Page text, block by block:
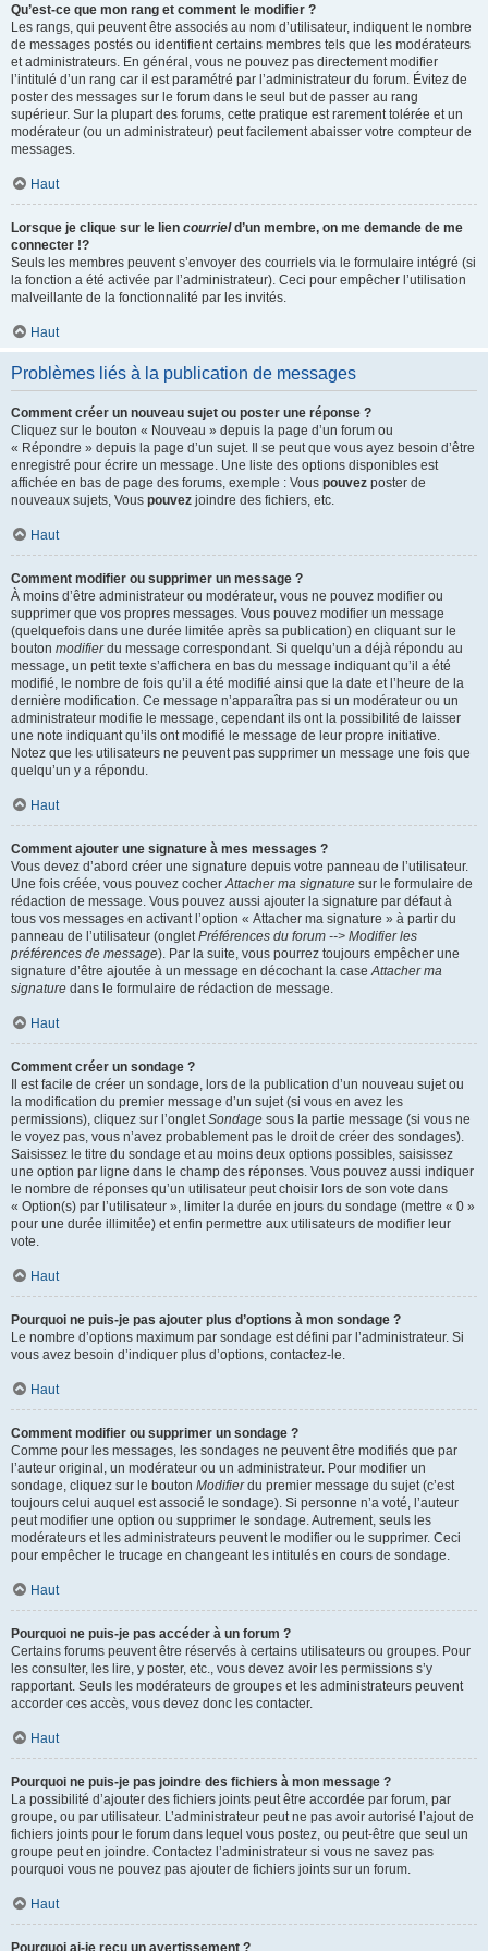
Qu’est-ce que mon rang et comment le modifier ?
Les rangs, qui peuvent être associés au nom d’utilisateur, indiquent le nombre
de messages postés ou identifient certains membres tels que les modérateurs
et administrateurs. En général, vous ne pouvez pas directement modifier
l’intitulé d’un rang car il est paramétré par l’administrateur du forum. Évitez de
poster des messages sur le forum dans le seul but de passer au rang
supérieur. Sur la plupart des forums, cette pratique est rarement tolérée et un
modérateur (ou un administrateur) peut facilement abaisser votre compteur de
messages.
Haut
Lorsque je clique sur le lien courrield’un membre, on me demande de me
connecter !?
Seuls les membres peuvent s’envoyer des courriels via le formulaire intégré (si
la fonction a été activée par l’administrateur). Ceci pour empêcher l’utilisation
malveillante de la fonctionnalité par les invités.
Haut
Problèmes liés à la publication de messages
Comment créer un nouveau sujet ou poster une réponse ?
Cliquez sur le bouton « Nouveau » depuis la page d’un forum ou
« Répondre » depuis la page d’un sujet. Il se peut que vous ayez besoin d’être
enregistré pour écrire un message. Une liste des options disponibles est
affichée en bas de page des forums, exemple : Vous pouvez poster de
nouveaux sujets, Vous pouvez joindre des fichiers, etc.
Haut
Comment modifier ou supprimer un message ?
À moins d’être administrateur ou modérateur, vous ne pouvez modifier ou
supprimer que vos propres messages. Vous pouvez modifier un message
(quelquefois dans une durée limitée après sa publication) en cliquant sur le
bouton modifierdu message correspondant. Si quelqu’un a déjà répondu au
message, un petit texte s’affichera en bas du message indiquant qu’il a été
modifié, le nombre de fois qu’il a été modifié ainsi que la date et l’heure de la
dernière modification. Ce message n’apparaîtra pas si un modérateur ou un
administrateur modifie le message, cependant ils ont la possibilité de laisser
une note indiquant qu’ils ont modifié le message de leur propre initiative.
Notez que les utilisateurs ne peuvent pas supprimer un message une fois que
quelqu’un y a répondu.
Haut
Comment ajouter une signature à mes messages ?
Vous devez d’abord créer une signature depuis votre panneau de l’utilisateur.
Une fois créée, vous pouvez cocherAttacher ma signature sur le formulaire de
rédaction de message. Vous pouvez aussi ajouter la signature par défaut à
tous vos messages en activant l’option « Attacher ma signature » à partir du
panneau de l’utilisateur (ongletPréférences du forum --> Modifier les
préférences de message). Par la suite, vous pourrez toujours empêcher une
signature d’être ajoutée à un message en décochant la caseAttacher ma
signature dans le formulaire de rédaction de message.
Haut
Comment créer un sondage ?
Il est facile de créer un sondage, lors de la publication d’un nouveau sujet ou
la modification du premier message d’un sujet (si vous en avez les
permissions), cliquez sur l’ongletSondage sous la partie message (si vous ne
le voyez pas, vous n’avez probablement pas le droit de créer des sondages).
Saisissez le titre du sondage et au moins deux options possibles, saisissez
une option par ligne dans le champ des réponses. Vous pouvez aussi indiquer
le nombre de réponses qu’un utilisateur peut choisir lors de son vote dans
« Option(s) par l’utilisateur », limiter la durée en jours du sondage (mettre « 0 »
pour une durée illimitée) et enfin permettre aux utilisateurs de modifier leur
vote.
Haut
Pourquoi ne puis-je pas ajouter plus d’options à mon sondage ?
Le nombre d’options maximum par sondage est défini par l’administrateur. Si
vous avez besoin d’indiquer plus d’options, contactez-le.
Haut
Comment modifier ou supprimer un sondage ?
Comme pour les messages, les sondages ne peuvent être modifiés que par
l’auteur original, un modérateur ou un administrateur. Pour modifier un
sondage, cliquez sur le bouton Modifierdu premier message du sujet (c’est
toujours celui auquel est associé le sondage). Si personne n’a voté, l’auteur
peut modifier une option ou supprimer le sondage. Autrement, seuls les
modérateurs et les administrateurs peuvent le modifier ou le supprimer. Ceci
pour empêcher le trucage en changeant les intitulés en cours de sondage.
Haut
Pourquoi ne puis-je pas accéder à un forum ?
Certains forums peuvent être réservés à certains utilisateurs ou groupes. Pour
les consulter, les lire, y poster, etc., vous devez avoir les permissions s’y
rapportant. Seuls les modérateurs de groupes et les administrateurs peuvent
accorder ces accès, vous devez donc les contacter.
Haut
Pourquoi ne puis-je pas joindre des fichiers à mon message ?
La possibilité d’ajouter des fichiers joints peut être accordée par forum, par
groupe, ou par utilisateur. L’administrateur peut ne pas avoir autorisé l’ajout de
fichiers joints pour le forum dans lequel vous postez, ou peut-être que seul un
groupe peut en joindre. Contactez l’administrateur si vous ne savez pas
pourquoi vous ne pouvez pas ajouter de fichiers joints sur un forum.
Haut
Pourquoi ai-je reçu un avertissement ?